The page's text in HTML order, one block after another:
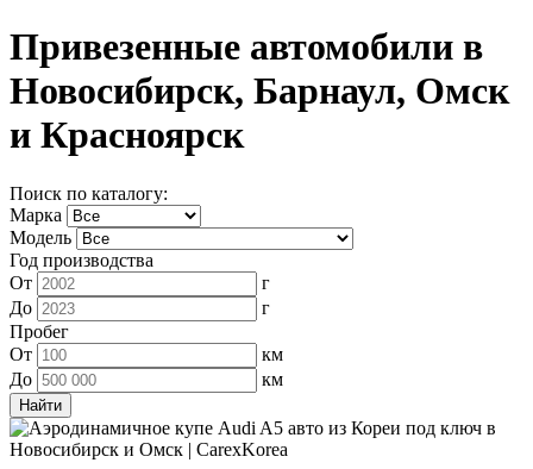
Привезенные автомобили в
Новосибирск, Барнаул, Омск
и Красноярск
Поиск по каталогу:
Марка
Модель
Год производства
От
г
До
г
Пробег
От
км
До
км